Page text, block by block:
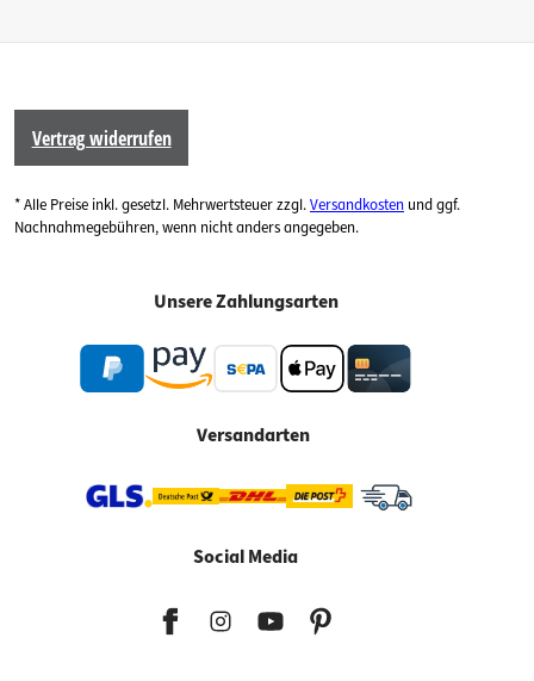
Vertrag widerrufen
* Alle Preise inkl. gesetzl. Mehrwertsteuer zzgl.Versandkosten und ggf.
Nachnahmegebühren, wenn nicht anders angegeben.
Unsere Zahlungsarten
Versandarten
Social Media